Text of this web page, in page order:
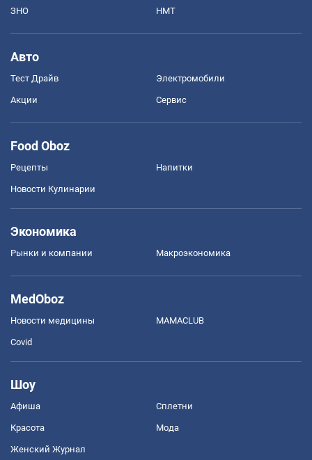
ЗНО НМТ
Авто
Тест Драйв Электромобили
Акции Сервис
Food Oboz
Рецепты Напитки
Новости Кулинарии
Экономика
Рынки и компании Mакроэкономика
MedOboz
Новости медицины MAMACLUB
Covid
Шоу
Афиша Сплетни
Красота Мода
Женский Журнал